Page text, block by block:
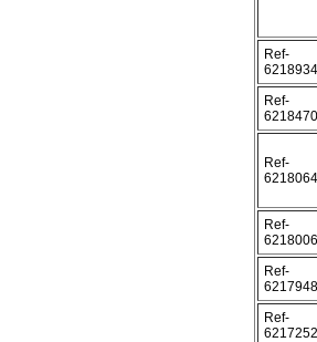
Ref-
6218934
Ref-
6218470
Ref-
6218064
Ref-
6218006
Ref-
6217948
Ref-
6217252